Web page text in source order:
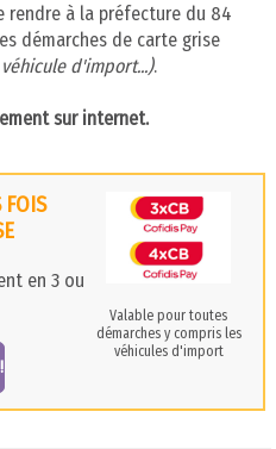
rendre à la préfecture du 84
démarches de carte grise
d'import...).
sur internet.
FOIS
en 3 ou
Valable pour toutes
démarches y compris les
véhicules d'import